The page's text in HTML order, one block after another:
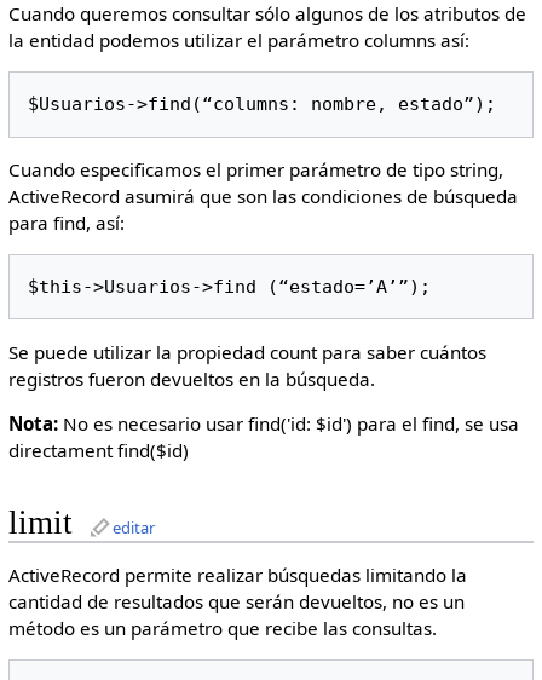
Cuando queremos consultar sólo algunos de los atributos de
la entidad podemos utilizar el parámetro columns así:
$Usuarios->find(“columns: nombre, estado”);
Cuando especificamos el primer parámetro de tipo string,
ActiveRecord asumirá que son las condiciones de búsqueda
para find, así:
$this->Usuarios->find (“estado=’A’”);
Se puede utilizar la propiedad count para saber cuántos
registros fueron devueltos en la búsqueda.
Nota:No es necesario usar find('id: $id') para el find, se usa
directament find($id)
limit editar
ActiveRecord permite realizar búsquedas limitando la
cantidad de resultados que serán devueltos, no es un
método es un parámetro que recibe las consultas.